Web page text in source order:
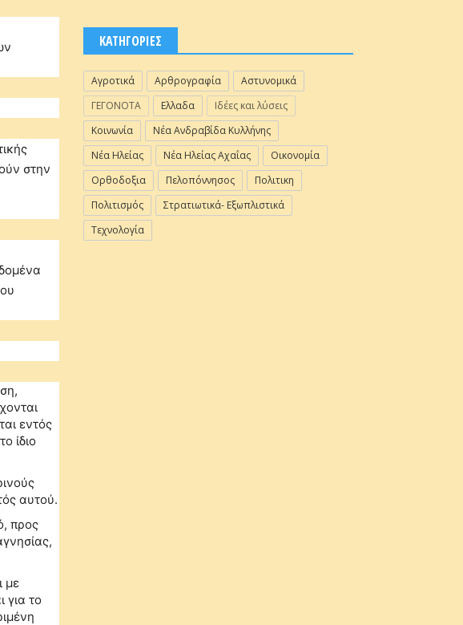
στην
εντός
ίδιο
αυτού.
προς
με
για το
ΚΑΤΗΓΟΡΙΕΣ
Αγροτικά Αρθρογραφία
Αστυνομικά
ΓΕΓΟΝΟΤΑ
Ελλαδα
Ιδέες και λύσεις
Κοινωνία
Νέα Ανδραβίδα Κυλλήνης
Νέα Ηλείας
Νέα Ηλείας Αχαΐας
Οικονομία
Ορθοδοξια
Πελοπόννησος
Πολιτικη
Πολιτισμός
Στρατιωτικά- Εξωπλιστικά
Τεχνολογία